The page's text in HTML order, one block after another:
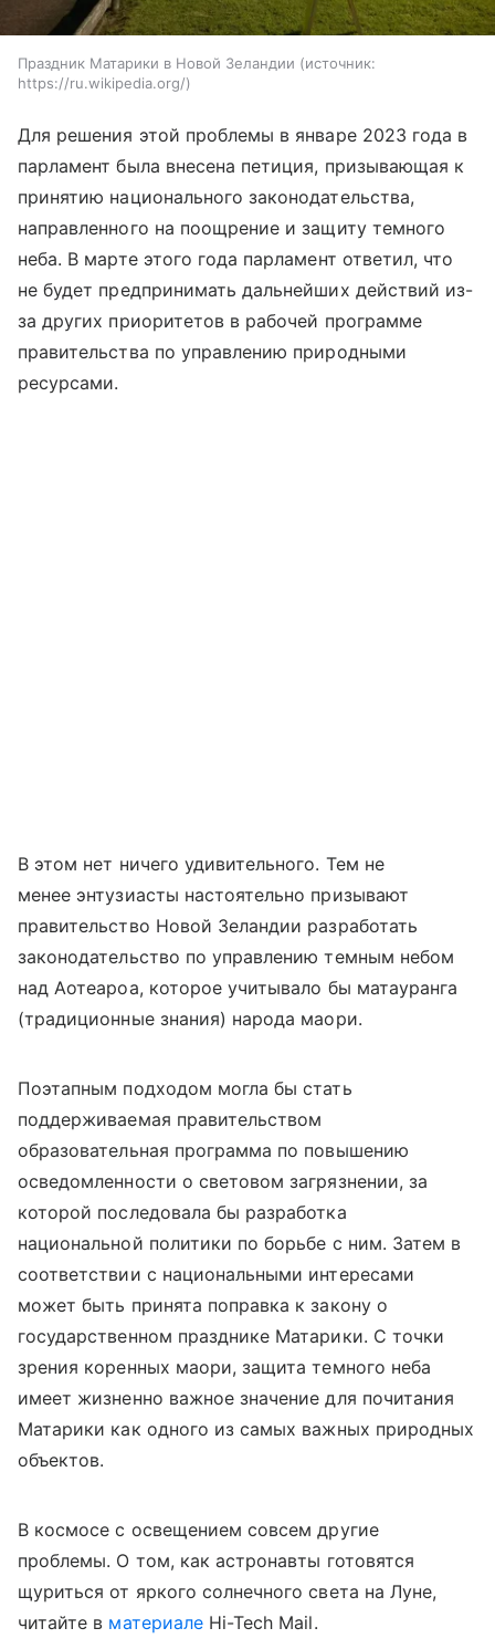
Праздник Матарики в Новой Зеландии
источник:
https://ru.wikipedia.org/
Для решения этой проблемы в январе 2023 года в
парламент была внесена петиция, призывающая к
принятию национального законодательства,
направленного на поощрение и защиту темного
неба. В марте этого года парламент ответил, что
не будет предпринимать дальнейших действий из-
за других приоритетов в рабочей программе
правительства по управлению природными
ресурсами.
В этом нет ничего удивительного. Тем не
менее энтузиасты настоятельно призывают
правительство Новой Зеландии разработать
законодательство по управлению темным небом
над Аотеароа, которое учитывало бы матауранга
(традиционные знания) народа маори.
Поэтапным подходом могла бы стать
поддерживаемая правительством
образовательная программа по повышению
осведомленности о световом загрязнении, за
которой последовала бы разработка
национальной политики по борьбе с ним. Затем в
соответствии с национальными интересами
может быть принята поправка к закону о
государственном празднике Матарики. С точки
зрения коренных маори, защита темного неба
имеет жизненно важное значение для почитания
Матарики как одного из самых важных природных
объектов.
В космосе с освещением совсем другие
проблемы. О том, как астронавты готовятся
щуриться от яркого солнечного света на Луне,
читайте в материалеHi-Tech Mail.